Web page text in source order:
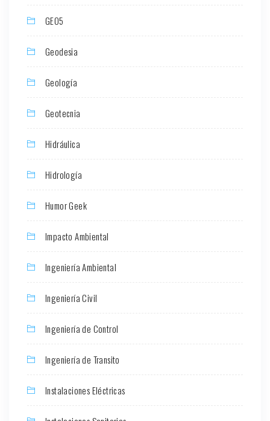
GEO5
Geodesia
Geología
Geotecnia
Hidráulica
Hidrología
Humor Geek
Impacto Ambiental
Ingeniería Ambiental
Ingeniería Civil
Ingeniería de Control
Ingeniería de Transito
Instalaciones Eléctricas